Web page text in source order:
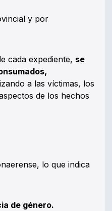
y por
cada expediente, se
a las víctimas, los
de los hechos
lo que indica
de género.